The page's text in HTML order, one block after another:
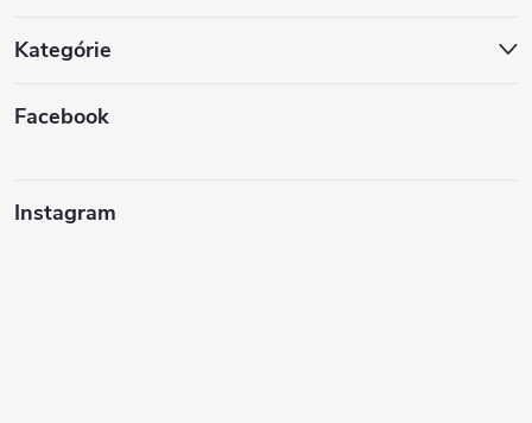
Kategórie
Facebook
Instagram